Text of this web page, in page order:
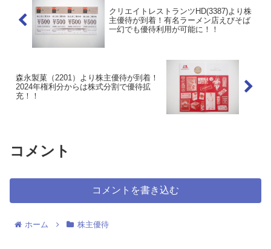
クリエイトレストランツHD(3387)より株
主優待が到着！有名ラーメン店えびそば
一幻でも優待利用が可能に！！
森永製菓（2201）より株主優待が到着！
2024年権利分からは株式分割で優待拡
充！！
コメント
コメントを書き込む
ホーム 株主優待